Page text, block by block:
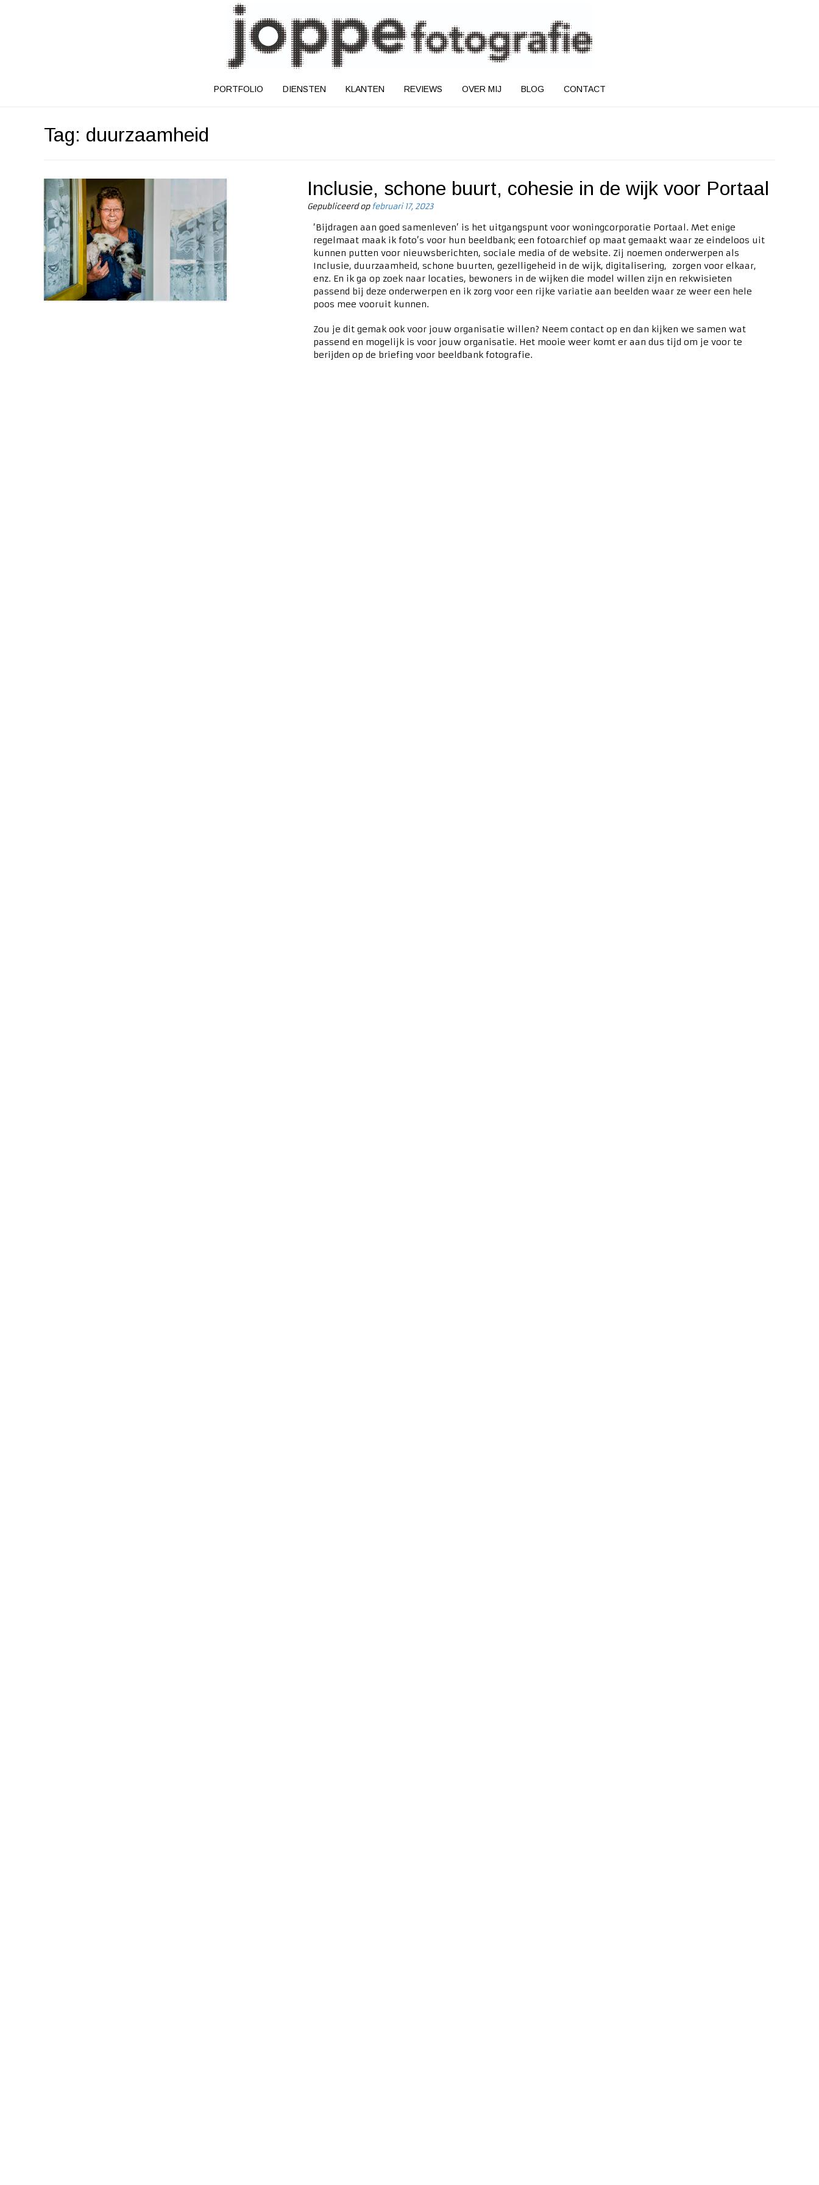
PORTFOLIO DIENSTEN KLANTEN REVIEWS OVER MIJ BLOG CONTACT
Tag: duurzaamheid
Inclusie, schone buurt, cohesie in de wijk voor Portaal
Gepubliceerd op februari 17, 2023
‘Bijdragen aan goed samenleven’ is het uitgangspunt voor woningcorporatie Portaal. Met enige
regelmaat maak ik foto’s voor hun beeldbank; een fotoarchief op maat gemaakt waar ze eindeloos uit
kunnen putten voor nieuwsberichten, sociale media of de website. Zij noemen onderwerpen als
Inclusie, duurzaamheid, schone buurten, gezelligeheid in de wijk, digitalisering, zorgen voor elkaar,
enz. En ik ga op zoek naar locaties, bewoners in de wijken die model willen zijn en rekwisieten
passend bij deze onderwerpen en ik zorg voor een rijke variatie aan beelden waar ze weer een hele
poos mee vooruit kunnen.
Zou je dit gemak ook voor jouw organisatie willen? Neem contact op en dan kijken we samen wat
passend en mogelijk is voor jouw organisatie. Het mooie weer komt er aan dus tijd om je voor te
berijden op de briefing voor beeldbank fotografie.